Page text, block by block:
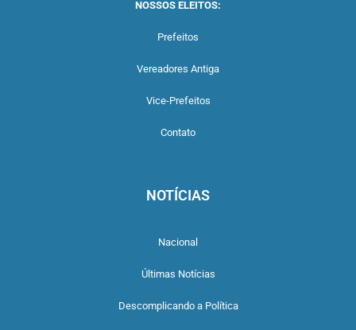
NOSSOS ELEITOS:
Prefeitos
Vereadores Antiga
Vice-Prefeitos
Contato
NOTÍCIAS
Nacional
Últimas Notícias
Descomplicando a Política